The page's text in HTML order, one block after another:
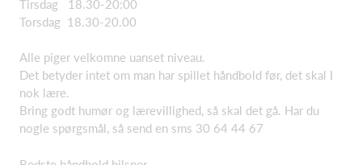
Tirsdag 18.30-20:00
Torsdag 18.30-20.00
Alle piger velkomne uanset niveau.
Det betyder intet om man har spillet håndbold før, det skal I
nok lære.
Bring godt humør og lærevillighed, så skal det gå. Har du
nogle spørgsmål, så send en sms 30 64 44 67